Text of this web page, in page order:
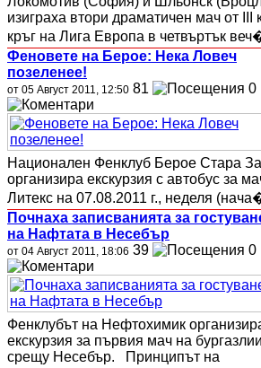
изиграха втори драматичен мач от III
кръг на Лига Европа в четвъртък
Феновете на Берое: Нека Ловеч
позеленее!
от 05 Август 2011, 12:50 81 0
Национален Фенклуб Берое Стара
организира екскурзия с автобус за
Литекс на 07.08.2011 г., неделя
Почнаха записванията за
на Нафтата в Несебър
от 04 Август 2011, 18:06 39 0
Фенклубът на Нефтохимик
екскурзия за първия мач на бургазлии
срещу Несебър. Принципът на